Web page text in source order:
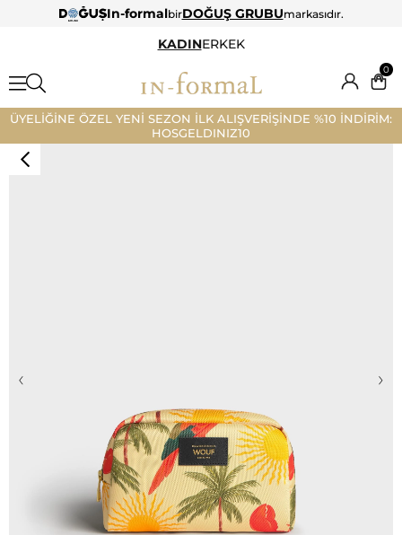
In-formalbirDOĞUŞ GRUBUmarkasıdır.
KADINERKEK
0
ÜYELİĞİNE ÖZEL YENİ SEZON İLK ALIŞVERİŞİNDE %10 İNDİRİM:
HOSGELDINIZ10
‹ ›